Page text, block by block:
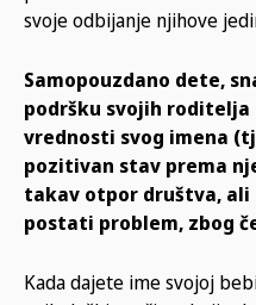
svoje odbijanje njihove
Samopouzdano dete,
podršku svojih roditelja
vrednosti svog imena
pozitivan stav prema
takav otpor društva, ali
postati problem, zbog
Kada dajete ime svojoj